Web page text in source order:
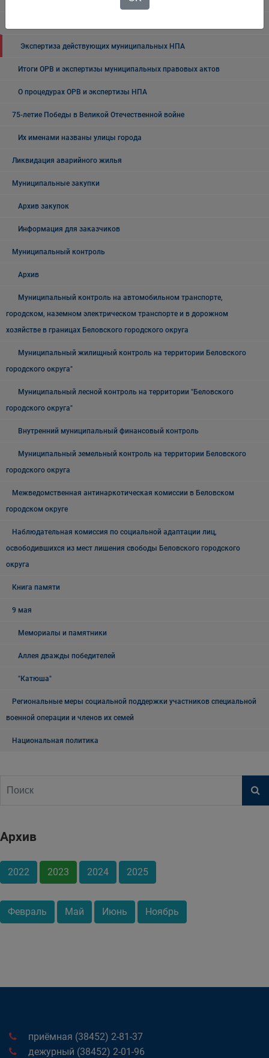
Экспертиза действующих муниципальных НПА
Итоги ОРВ и экспертизы муниципальных правовых актов
О процедурах ОРВ и экспертизы НПА
75-летие Победы в Великой Отечественной войне
Их именами названы улицы города
Ликвидация аварийного жилья
Муниципальные закупки
Архив закупок
Информация для заказчиков
Муниципальный контроль
Архив
Муниципальный контроль на автомобильном транспорте,
городском, наземном электрическом транспорте и в дорожном
хозяйстве в границах Беловского городского округа
Муниципальный жилищный контроль на территории Беловского
городского округа"
Муниципальный лесной контроль на территории "Беловского
городского округа"
Внутренний муниципальный финансовый контроль
Муниципальный земельный контроль на территории Беловского
городского округа
Межведомственная антинаркотическая комиссии в Беловском
городском округе
Наблюдательная комиссия по социальной адаптации лиц,
освободившихся из мест лишения свободы Беловского городского
округа
Книга памяти
9 мая
Мемориалы и памятники
Аллея дважды победителей
"Катюша"
Региональные меры социальной поддержки участников специальной
военной операции и членов их семей
Национальная политика
Архив
2022 2023 2024 2025
Февраль Май Июнь Ноябрь
приёмная (38452) 2-81-37
дежурный (38452) 2-01-96